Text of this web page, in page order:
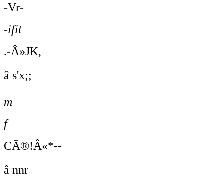
-Vr-
-ifit
.-Â»JK,
â s'x;;
m
f
CÃ®!Â«*--
â nnr